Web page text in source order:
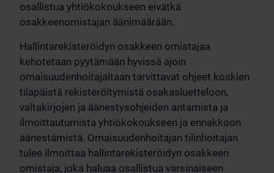
osallistua yhtiökokoukseen eivätkä
osakkeenomistajan äänimäärään.
Hallintarekisteröidyn osakkeen omistajaa
kehotetaan pyytämään hyvissä ajoin
omaisuudenhoitajaltaan tarvittavat ohjeet koskien
tilapäistä rekisteröitymistä osakasluetteloon,
valtakirjojen ja äänestysohjeiden antamista ja
ilmoittautumista yhtiökokoukseen ja ennakkoon
äänestämistä. Omaisuudenhoitajan tilinhoitajan
tulee ilmoittaa hallintarekisteröidyn osakkeen
omistaja, joka haluaa osallistua varsinaiseen